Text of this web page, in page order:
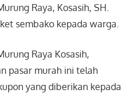
Raya, Kosasih, SH.
sembako kepada warga.
Raya Kosasih,
pasar murah ini telah
yang diberikan kepada